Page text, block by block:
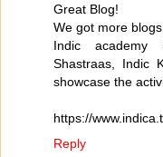
Great Blog!
We got more
Indic academy
Shastraas, Indic
showcase the
https://
Reply